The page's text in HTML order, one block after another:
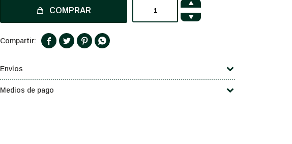
COMPRAR


   
Envíos
Medios de pago